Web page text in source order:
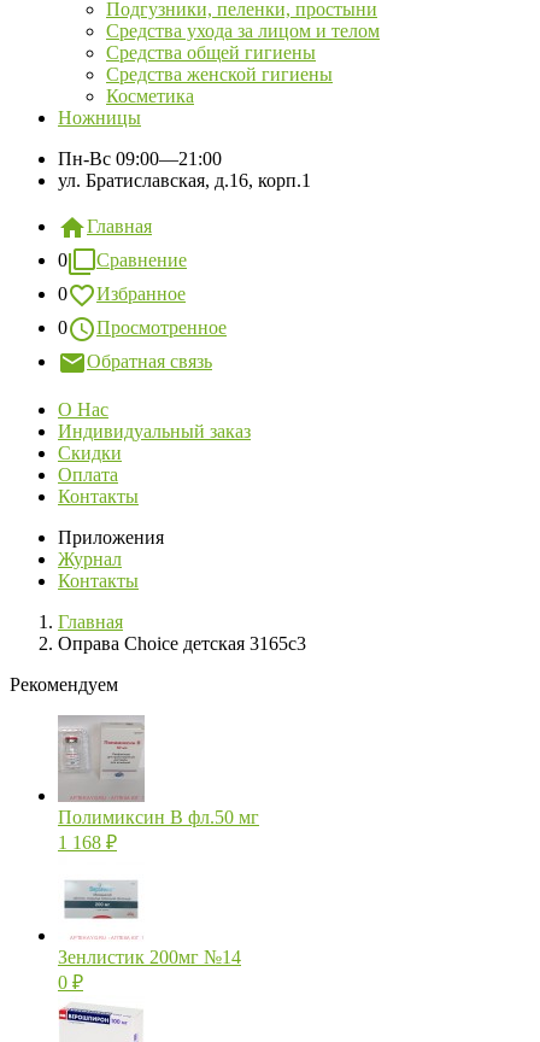
Подгузники, пеленки, простыни
Средства ухода за лицом и телом
Средства общей гигиены
Средства женской гигиены
Косметика
Ножницы
Пн-Вс 09:00—21:00
ул. Братиславская, д.16, корп.1
Главная
0
Сравнение
0
Избранное
0
Просмотренное
Обратная связь
О Нас
Индивидуальный заказ
Скидки
Оплата
Контакты
Приложения
Журнал
Контакты
Главная
Оправа Choice детская 3165с3
Рекомендуем
Полимиксин В фл.50 мг
1 168 ₽
Зенлистик 200мг №14
0 ₽